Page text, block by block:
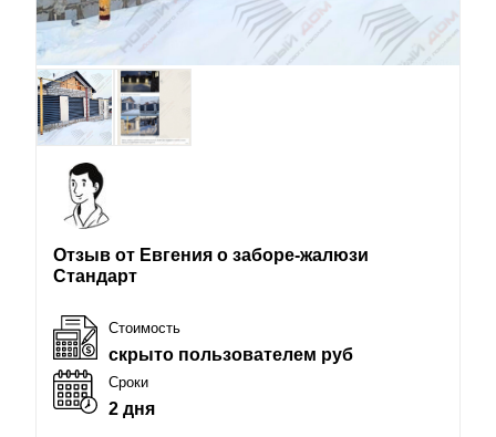
Отзыв от Евгения о заборе-жалюзи
Стандарт
Стоимость
скрыто пользователем руб
Сроки
2 дня